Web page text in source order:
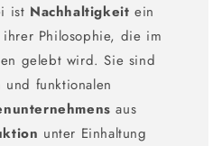
ist Nachhaltigkeit ein
Philosophie, die im
gelebt wird. Sie sind
funktionalen
aus
unter Einhaltung